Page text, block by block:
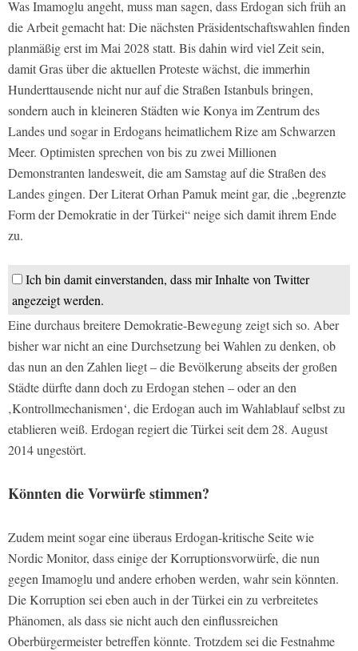
Was Imamoglu angeht, muss man sagen, dass Erdogan sich früh an
die Arbeit gemacht hat: Die nächsten Präsidentschaftswahlen finden
planmäßig erst im Mai 2028 statt. Bis dahin wird viel Zeit sein,
damit Gras über die aktuellen Proteste wächst, die immerhin
Hunderttausende nicht nur auf die Straßen Istanbuls bringen,
sondern auch in kleineren Städten wie Konya im Zentrum des
Landes und sogar in Erdogans heimatlichem Rize am Schwarzen
Meer. Optimisten sprechen von bis zu zwei Millionen
Demonstranten landesweit, die am Samstag auf die Straßen des
Landes gingen. Der Literat Orhan Pamuk meint gar, die „begrenzte
Form der Demokratie in der Türkei“ neige sich damit ihrem Ende
zu.
Ich bin damit einverstanden, dass mir Inhalte von Twitter
angezeigt werden.
Eine durchaus breitere Demokratie-Bewegung zeigt sich so. Aber
bisher war nicht an eine Durchsetzung bei Wahlen zu denken, ob
das nun an den Zahlen liegt – die Bevölkerung abseits der großen
Städte dürfte dann doch zu Erdogan stehen – oder an den
‚Kontrollmechanismen‘, die Erdogan auch im Wahlablauf selbst zu
etablieren weiß. Erdogan regiert die Türkei seit dem 28. August
2014 ungestört.
Könnten die Vorwürfe stimmen?
Zudem meint sogar eine überaus Erdogan-kritische Seite wie
Nordic Monitor, dass einige der Korruptionsvorwürfe, die nun
gegen Imamoglu und andere erhoben werden, wahr sein könnten.
Die Korruption sei eben auch in der Türkei ein zu verbreitetes
Phänomen, als dass sie nicht auch den einflussreichen
Oberbürgermeister betreffen könnte. Trotzdem sei die Festnahme